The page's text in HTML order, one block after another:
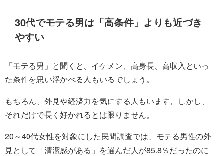
30代でモテる男は「高条件」よりも近づき
やすい
「モテる男」と聞くと、イケメン、高身長、高収入といっ
た条件を思い浮かべる人もいるでしょう。
もちろん、外見や経済力を気にする人もいます。しかし、
それだけで長く好かれるとは限りません。
20～40代女性を対象にした民間調査では、モテる男性の外
見として「清潔感がある」を選んだ人が85.8％だったのに